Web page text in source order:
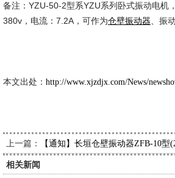
备注：YZU-50-2型系YZU系列卧式振动电机
380v，电流：7.2A，可作为仓壁振动器 、振
本文出处： http://www.xjzdjx.com/News/
上一篇： 【通知】长垣仓壁振动器ZFB-10
相关新闻